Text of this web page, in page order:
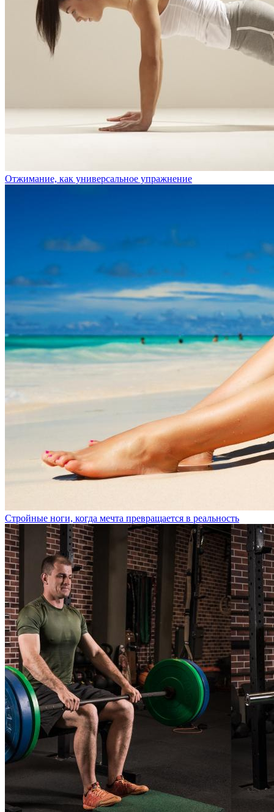
Отжимание, как универсальное упражнение
Стройные ноги, когда мечта превращается в реальность